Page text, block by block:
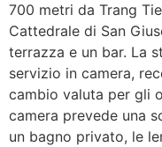
700 metri da Trang
Cattedrale di San
terrazza e un bar. La
servizio in camera,
cambio valuta per gli
camera prevede una
un bagno privato, le